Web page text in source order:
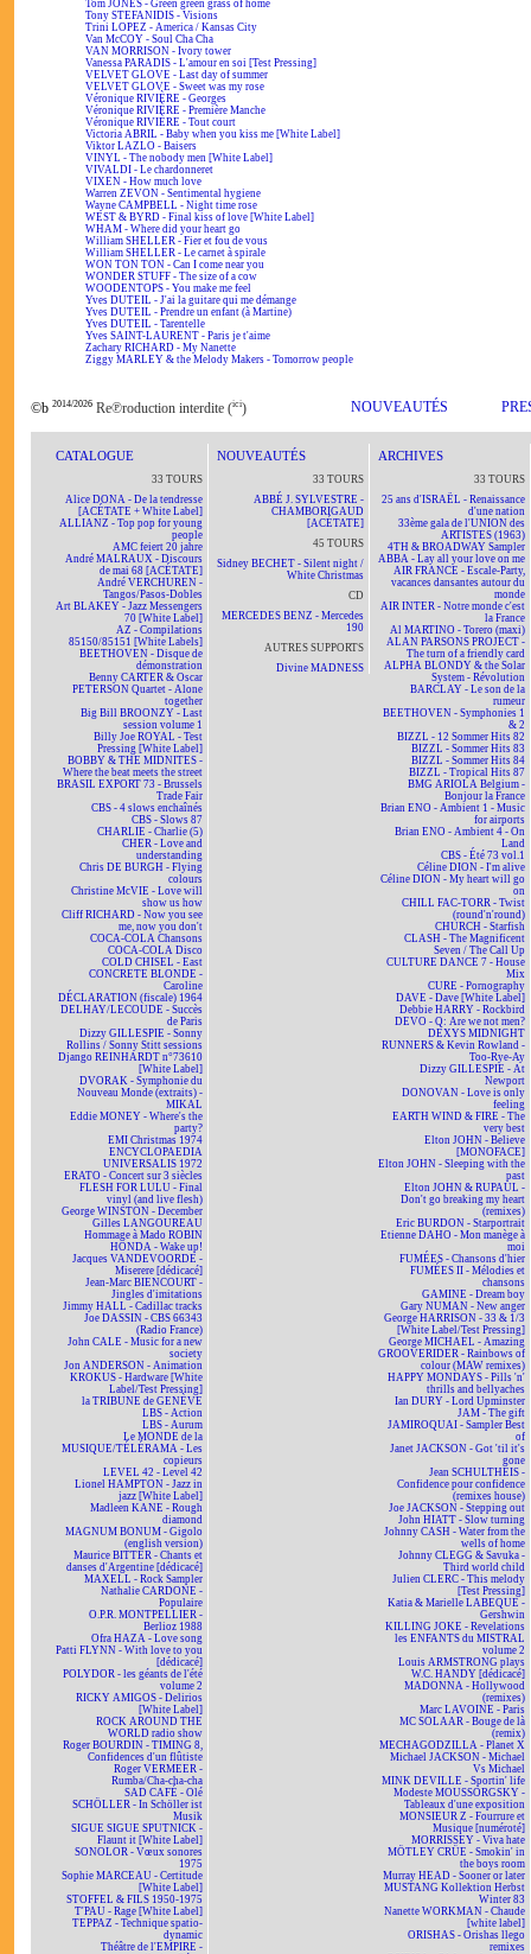
Tom JONES - Green green grass of home
Tony STEFANIDIS - Visions
Trini LOPEZ - America / Kansas City
Van McCOY - Soul Cha Cha
VAN MORRISON - Ivory tower
Vanessa PARADIS - L'amour en soi [Test Pressing]
VELVET GLOVE - Last day of summer
VELVET GLOVE - Sweet was my rose
Véronique RIVIÈRE - Georges
Véronique RIVIÈRE - Première Manche
Véronique RIVIÈRE - Tout court
Victoria ABRIL - Baby when you kiss me [White Label]
Viktor LAZLO - Baisers
VINYL - The nobody men [White Label]
VIVALDI - Le chardonneret
VIXEN - How much love
Warren ZEVON - Sentimental hygiene
Wayne CAMPBELL - Night time rose
WEST & BYRD - Final kiss of love [White Label]
WHAM - Where did your heart go
William SHELLER - Fier et fou de vous
William SHELLER - Le carnet à spirale
WON TON TON - Can I come near you
WONDER STUFF - The size of a cow
WOODENTOPS - You make me feel
Yves DUTEIL - J'ai la guitare qui me démange
Yves DUTEIL - Prendre un enfant (à Martine)
Yves DUTEIL - Tarentelle
Yves SAINT-LAURENT - Paris je t'aime
Zachary RICHARD - My Nanette
Ziggy MARLEY & the Melody Makers - Tomorrow people
©b 2014/2026 Re℗roduction interdite (ici) NOUVEAUTÉS
CATALOGUE
33 TOURS
Alice DONA - De la tendresse
[ACÉTATE + White Label]
ALLIANZ - Top pop for young
people
AMC feiert 20 jahre
André MALRAUX - Discours
de mai 68 [ACÉTATE]
André VERCHUREN -
Tangos/Pasos-Dobles
Art BLAKEY - Jazz Messengers
70 [White Label]
AZ - Compilations
85150/85151 [White Labels]
BEETHOVEN - Disque de
démonstration
Benny CARTER & Oscar
PETERSON Quartet - Alone
together
Big Bill BROONZY - Last
session volume 1
Billy Joe ROYAL - Test
Pressing [White Label]
BOBBY & THE MIDNITES -
Where the beat meets the street
BRASIL EXPORT 73 - Brussels
Trade Fair
CBS - 4 slows enchaînés
CBS - Slows 87
CHARLIE - Charlie (5)
CHER - Love and
understanding
Chris DE BURGH - Flying
colours
Christine McVIE - Love will
show us how
Cliff RICHARD - Now you see
me, now you don't
COCA-COLA Chansons
COCA-COLA Disco
COLD CHISEL - East
CONCRETE BLONDE -
Caroline
DÉCLARATION (fiscale) 1964
DELHAY/LECOUDE - Succès
de Paris
Dizzy GILLESPIE - Sonny
Rollins / Sonny Stitt sessions
Django REINHARDT n°73610
[White Label]
DVORAK - Symphonie du
Nouveau Monde (extraits) -
MIKAL
Eddie MONEY - Where's the
party?
EMI Christmas 1974
ENCYCLOPAEDIA
UNIVERSALIS 1972
ERATO - Concert sur 3 siècles
FLESH FOR LULU - Final
vinyl (and live flesh)
George WINSTON - December
Gilles LANGOUREAU
Hommage à Mado ROBIN
HONDA - Wake up!
Jacques VANDEVOORDE -
Miserere [dédicacé]
Jean-Marc BIENCOURT -
Jingles d'imitations
Jimmy HALL - Cadillac tracks
Joe DASSIN - CBS 66343
(Radio France)
John CALE - Music for a new
society
Jon ANDERSON - Animation
KROKUS - Hardware [White
Label/Test Pressing]
la TRIBUNE de GENÈVE
LBS - Action
LBS - Aurum
Le MONDE de la
MUSIQUE/TÉLÉRAMA - Les
copieurs
LEVEL 42 - Level 42
Lionel HAMPTON - Jazz in
jazz [White Label]
Madleen KANE - Rough
diamond
MAGNUM BONUM - Gigolo
(english version)
Maurice BITTER - Chants et
danses d'Argentine [dédicacé]
MAXELL - Rock Sampler
Nathalie CARDONE -
Populaire
O.P.R. MONTPELLIER -
Berlioz 1988
Ofra HAZA - Love song
Patti FLYNN - With love to you
[dédicacé]
POLYDOR - les géants de l'été
volume 2
RICKY AMIGOS - Delirios
[White Label]
ROCK AROUND THE
WORLD radio show
Roger BOURDIN - TIMING 8,
Confidences d'un flûtiste
Roger VERMEER -
Rumba/Cha-cha-cha
SAD CAFÉ - Olé
SCHÖLLER - In Schöller ist
Musik
SIGUE SIGUE SPUTNICK -
Flaunt it [White Label]
SONOLOR - Vœux sonores
1975
Sophie MARCEAU - Certitude
[White Label]
STOFFEL & FILS 1950-1975
T'PAU - Rage [White Label]
TEPPAZ - Technique spatio-
dynamic
Théâtre de l'EMPIRE -
NOUVEAUTÉS
33 TOURS
ABBÉ J. SYLVESTRE -
CHAMBORIGAUD
[ACÉTATE]
45 TOURS
Sidney BECHET - Silent night /
White Christmas
CD
MERCEDES BENZ - Mercedes
190
AUTRES SUPPORTS
Divine MADNESS
ARCHIVES
33 TOURS
25 ans d'ISRAËL - Renaissance
d'une nation
33ème gala de l'UNION des
ARTISTES (1963)
4TH & BROADWAY Sampler
ABBA - Lay all your love on me
AIR FRANCE - Escale-Party,
vacances dansantes autour du
monde
AIR INTER - Notre monde c'est
la France
Al MARTINO - Torero (maxi)
ALAN PARSONS PROJECT -
The turn of a friendly card
ALPHA BLONDY & the Solar
System - Révolution
BARCLAY - Le son de la
rumeur
BEETHOVEN - Symphonies 1
& 2
BIZZL - 12 Sommer Hits 82
BIZZL - Sommer Hits 83
BIZZL - Sommer Hits 84
BIZZL - Tropical Hits 87
BMG ARIOLA Belgium -
Bonjour la France
Brian ENO - Ambient 1 - Music
for airports
Brian ENO - Ambient 4 - On
Land
CBS - Été 73 vol.1
Céline DION - I'm alive
Céline DION - My heart will go
on
CHILL FAC-TORR - Twist
(round'n'round)
CHURCH - Starfish
CLASH - The Magnificent
Seven / The Call Up
CULTURE DANCE 7 - House
Mix
CURE - Pornography
DAVE - Dave [White Label]
Debbie HARRY - Rockbird
DEVO - Q: Are we not men?
DEXYS MIDNIGHT
RUNNERS & Kevin Rowland -
Too-Rye-Ay
Dizzy GILLESPIE - At
Newport
DONOVAN - Love is only
feeling
EARTH WIND & FIRE - The
very best
Elton JOHN - Believe
[MONOFACE]
Elton JOHN - Sleeping with the
past
Elton JOHN & RUPAUL -
Don't go breaking my heart
(remixes)
Eric BURDON - Starportrait
Etienne DAHO - Mon manège à
moi
FUMÉES - Chansons d'hier
FUMÉES II - Mélodies et
chansons
GAMINE - Dream boy
Gary NUMAN - New anger
George HARRISON - 33 & 1/3
[White Label/Test Pressing]
George MICHAEL - Amazing
GROOVERIDER - Rainbows of
colour (MAW remixes)
HAPPY MONDAYS - Pills 'n'
thrills and bellyaches
Ian DURY - Lord Upminster
JAM - The gift
JAMIROQUAI - Sampler Best
of
Janet JACKSON - Got 'til it's
gone
Jean SCHULTHEIS -
Confidence pour confidence
(remixes house)
Joe JACKSON - Stepping out
John HIATT - Slow turning
Johnny CASH - Water from the
wells of home
Johnny CLEGG & Savuka -
Third world child
Julien CLERC - This melody
[Test Pressing]
Katia & Marielle LABEQUE -
Gershwin
KILLING JOKE - Revelations
les ENFANTS du MISTRAL
volume 2
Louis ARMSTRONG plays
W.C. HANDY [dédicacé]
MADONNA - Hollywood
(remixes)
Marc LAVOINE - Paris
MC SOLAAR - Bouge de là
(remix)
MECHAGODZILLA - Planet X
Michael JACKSON - Michael
Vs Michael
MINK DEVILLE - Sportin' life
Modeste MOUSSORGSKY -
Tableaux d'une exposition
MONSIEUR Z - Fourrure et
Musique [numéroté]
MORRISSEY - Viva hate
MÖTLEY CRÜE - Smokin' in
the boys room
Murray HEAD - Sooner or later
MUSTANG Kollektion Herbst
Winter 83
Nanette WORKMAN - Chaude
[white label]
ORISHAS - Orishas llego
remixes